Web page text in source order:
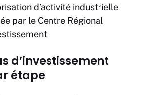
d’activité industrielle
par le Centre Régional
d’investissement
étape